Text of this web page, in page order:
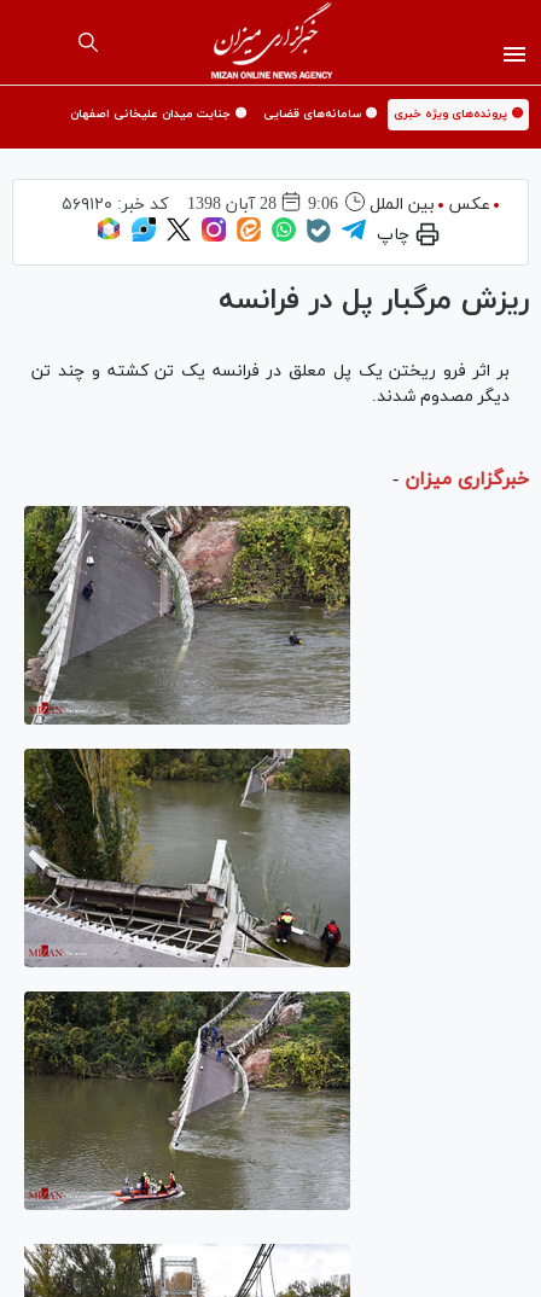
🟡 پرونده‌های ویژه خبری 🟡 سامانه‌های قضایی 🟡 جنایت میدان علیخانی اصفهان
عکس بین الملل 9:06 28 آبان 1398 کد خبر: ۵۶۹۱۲۰
چاپ
ریزش مرگبار پل در فرانسه
بر اثر فرو ریختن یک پل معلق در فرانسه یک تن کشته و چند تن
دیگر مصدوم شدند.
خبرگزاری میزان -